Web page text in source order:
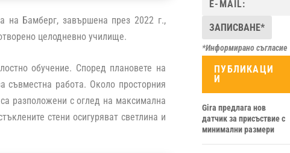
на Бамберг, завършена през 2022 г.,
целодневно училище.
обучение. Според плановете на
съвместна работа. Около просторния
разположени с оглед на максимална
стени осигуряват светлина и
*Информирано съгласие
ПУБЛИКАЦИ
И
Gira предлага нов
датчик за присъствие с
минимални размери